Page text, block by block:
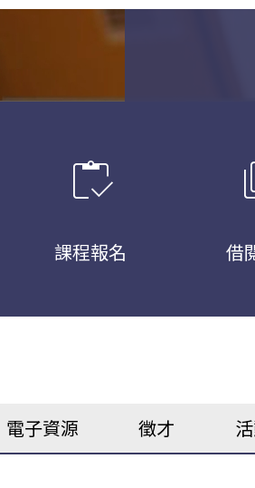
inventory
課程報名 借
電子資源 徵才